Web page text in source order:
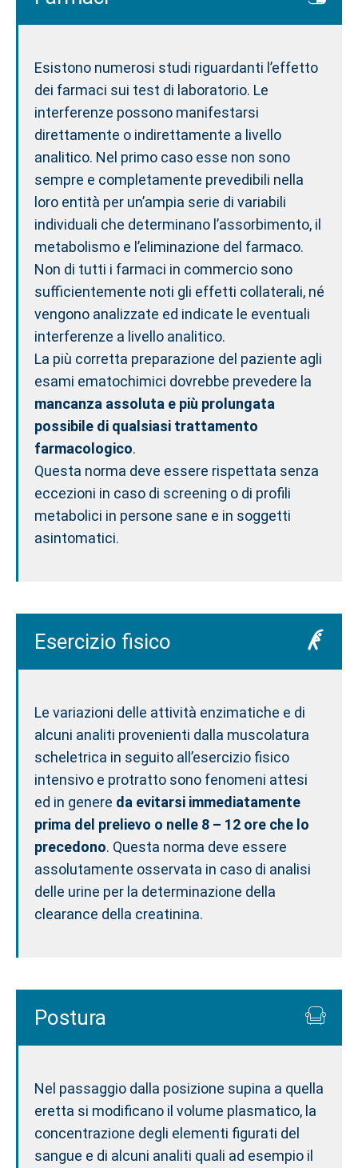
Esistono numerosi studi riguardanti l’effetto
dei farmaci sui test di laboratorio. Le
interferenze possono manifestarsi
direttamente o indirettamente a livello
analitico. Nel primo caso esse non sono
sempre e completamente prevedibili nella
loro entità per un’ampia serie di variabili
individuali che determinano l’assorbimento, il
metabolismo e l’eliminazione del farmaco.
Non di tutti i farmaci in commercio sono
sufficientemente noti gli effetti collaterali, né
vengono analizzate ed indicate le eventuali
interferenze a livello analitico.
La più corretta preparazione del paziente agli
esami ematochimici dovrebbe prevedere la
mancanza assoluta e più prolungata
possibile di qualsiasi trattamento
farmacologico.
Questa norma deve essere rispettata senza
eccezioni in caso di screening o di profili
metabolici in persone sane e in soggetti
asintomatici.
Esercizio fisico
Le variazioni delle attività enzimatiche e di
alcuni analiti provenienti dalla muscolatura
scheletrica in seguito all’esercizio fisico
intensivo e protratto sono fenomeni attesi
ed in genere da evitarsi immediatamente
prima del prelievo o nelle 8 – 12 ore che lo
precedono. Questa norma deve essere
assolutamente osservata in caso di analisi
delle urine per la determinazione della
clearance della creatinina.
Postura
Nel passaggio dalla posizione supina a quella
eretta si modificano il volume plasmatico, la
concentrazione degli elementi figurati del
sangue e di alcuni analiti quali ad esempio il